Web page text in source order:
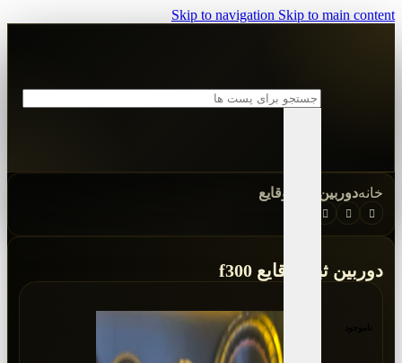
Skip to navigation Skip to main content
خانهدوربین ثبت وقایع
دوربین ثبت وقایع f300